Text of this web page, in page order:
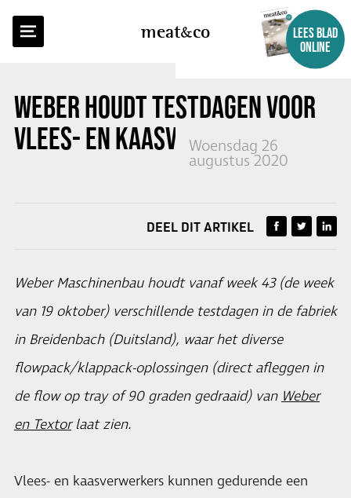
meatco
LEES BLAD
ONLINE
WEBER HOUDT TESTDAGEN VOOR
VLEES- EN KAASVERWERKERS
Woensdag 26
augustus 2020
TERUG NAAR OVERZICHT
DEEL DIT ARTIKEL
Weber Maschinenbau houdt vanaf week 43 (de week
van 19 oktober) verschillende testdagen in de fabriek
in Breidenbach (Duitsland), waar het diverse
flowpack/klappack-oplossingen (direct afleggen in
de flow op tray of 90 graden gedraaid) vanWeber
en Textorlaat zien.
Vlees- en kaasverwerkers kunnen gedurende een